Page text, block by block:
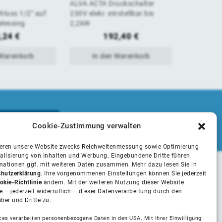
Cookie-Zustimmung verwalten
unsere Website zwecks Reichweitenmessung sowie Optimierung
von Inhalten und Werbung. Eingebundene Dritte führen
ggf. mit weiteren Daten zusammen. Mehr dazu lesen Sie in
. Ihre vorgenommenen Einstellungen können Sie jederzeit
Richtlinieändern. Mit der weiteren Nutzung dieser Website
– jederzeit widerruflich – dieser Datenverarbeitung durch den
und Dritte zu.
verarbeiten personenbezogene Daten in den USA. Mit Ihrer Einwilligung
1/2" auf
€
von
ALVA ACTA Druckschalter
230V elekr. einstellbar bis
2,2kW
192,40€
In den Warenkorb
Unsere Partner